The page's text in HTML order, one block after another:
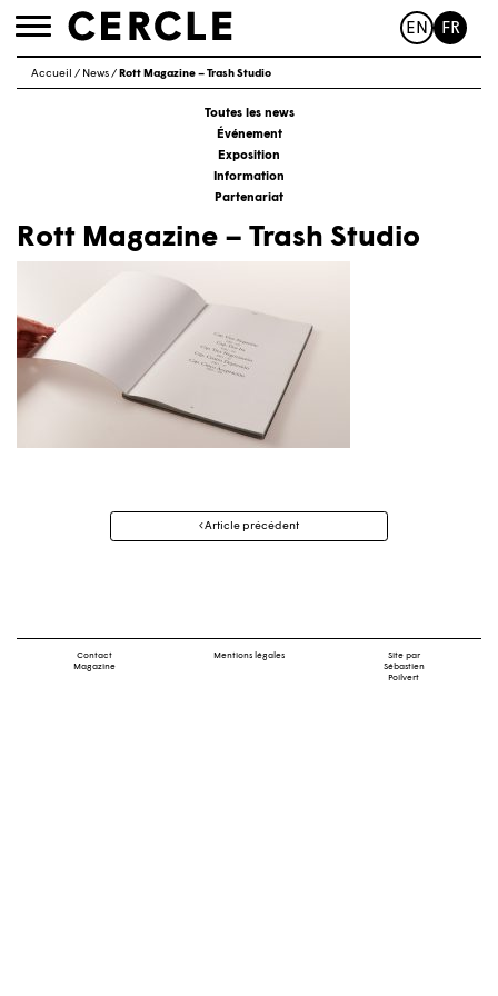
Toggle
EN FR
Accueil / News/ Rott Magazine – Trash Studio
Toutes les news
Événement
Exposition
Information
Partenariat
Rott Magazine – Trash Studio
Navigation
Article précédent
Contact
Magazine
Mentions légales
Site par
Sébastien
Poilvert